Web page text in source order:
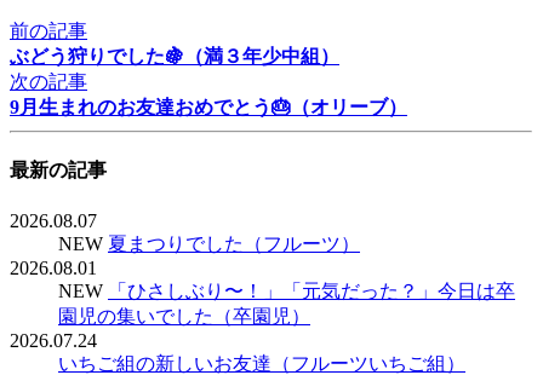
前の記事
ぶどう狩りでした🍇（満３年少中組）
次の記事
9月生まれのお友達おめでとう🎂（オリーブ）
最新の記事
2026.08.07
NEW 夏まつりでした（フルーツ）
2026.08.01
NEW
「ひさしぶり〜！」「元気だった？」今日は卒
園児の集いでした（卒園児）
2026.07.24
いちご組の新しいお友達（フルーツいちご組）